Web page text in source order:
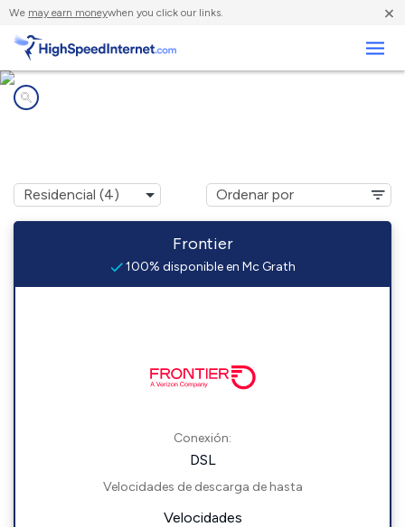
We may earn moneywhen you click our links. ×
Frontier
100% disponible en Mc Grath
Conexión:
DSL
Velocidades de descarga de hasta
Velocidades